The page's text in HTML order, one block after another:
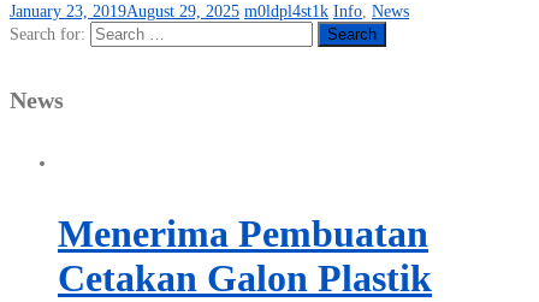
January 23, 2019August 29, 2025 m0ldpl4st1k Info News
Search for:
News
Menerima Pembuatan
Cetakan Galon Plastik